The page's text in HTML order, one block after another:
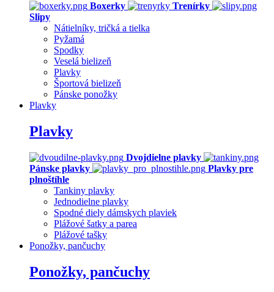
Boxerky
Trenírky
Slipy
Nátielníky, tričká a tielka
Pyžamá
Spodky
Veselá bielizeň
Plavky
Športová bielizeň
Pánske ponožky
Plavky
Plavky
Dvojdielne plavky
Pánske plavky
Plavky pre
plnoštíhle
Tankiny plavky
Jednodielne plavky
Spodné diely dámskych plaviek
Plážové šatky a parea
Plážové tašky
Ponožky, pančuchy
Ponožky, pančuchy